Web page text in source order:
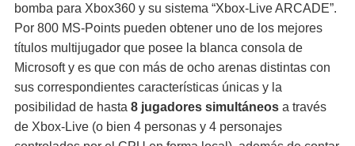
bomba para Xbox360 y su sistema “Xbox-Live ARCADE”.
Por 800 MS-Points pueden obtener uno de los mejores
títulos multijugador que posee la blanca consola de
Microsoft y es que con más de ocho arenas distintas con
sus correspondientes características únicas y la
posibilidad de hasta 8 jugadores simultáneos a través
de Xbox-Live (o bien 4 personas y 4 personajes